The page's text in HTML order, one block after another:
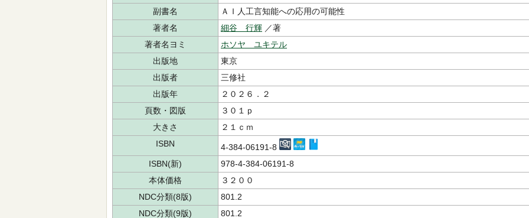
副書名
ＡＩ人工言知能への応用の可能性
著者名
細谷 行輝 ／著
著者名ヨミ
ホソヤ ユキテル
出版地
東京
出版者
三修社
出版年
２０２６．２
頁数・図版
３０１ｐ
大きさ
２１ｃｍ
ISBN
4-384-06191-8
ISBN(新)
978-4-384-06191-8
本体価格
３２００
NDC分類(8版)
801.2
NDC分類(9版)
801.2